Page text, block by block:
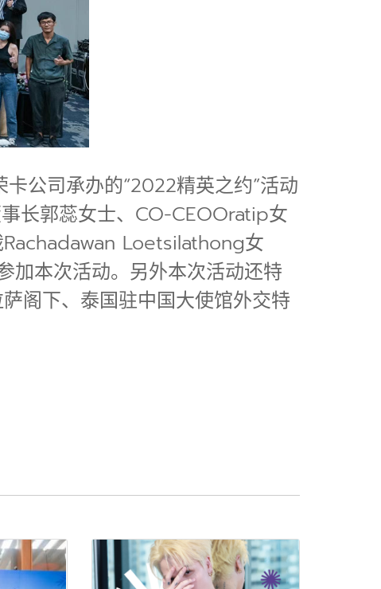
公司承办的“2022精英之约”活动
长郭蕊女士、CO-CEOOratip女
Rachadawan Loetsilathong女
加本次活动。另外本次活动还特
阁下、泰国驻中国大使馆外交特